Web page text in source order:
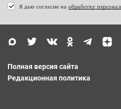
Я даю согласие на обработку
Полная версия сайта
Редакционная политика